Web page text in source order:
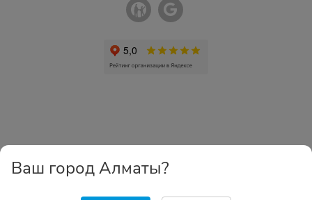
Ваш город Алматы?